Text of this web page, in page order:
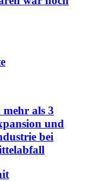
als 3
und
bei